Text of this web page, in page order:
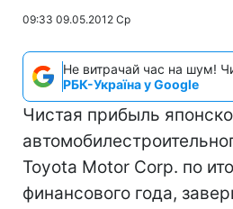
09:33 09.05.2012 Ср
Не витрачай час на шум!
РБК-Україна у Google
Чистая прибыль
Toyota Motor Corp. по
финансового года,